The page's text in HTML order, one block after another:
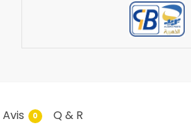
Avis 0 Q & R